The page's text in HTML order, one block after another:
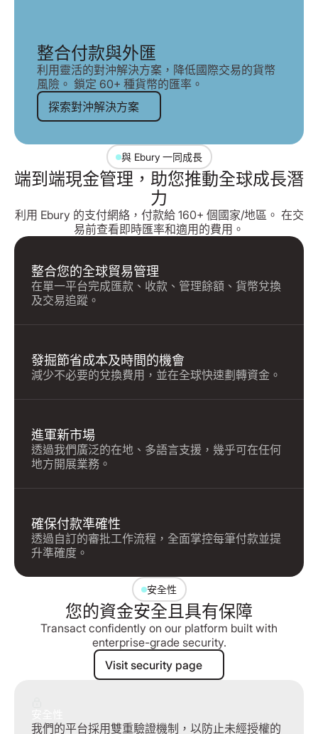
整合付款與外匯
利用靈活的對沖解決方案，降低國際交易的貨幣
風險。 鎖定 60+ 種貨幣的匯率。
探索對沖解決方案
探索對沖解決方案
與 Ebury 一同成長
端到端現金管理，助您推動全球成長潛
力
利用 Ebury 的支付網絡，付款給 160+ 個國家/地區。 在交
易前查看即時匯率和適用的費用。
整合您的全球貿易管理
在單一平台完成匯款、收款、管理餘額、貨幣兌換
及交易追蹤。
發掘節省成本及時間的機會
減少不必要的兌換費用，並在全球快速劃轉資金。
進軍新市場
透過我們廣泛的在地、多語言支援，幾乎可在任何
地方開展業務。
確保付款準確性
透過自訂的審批工作流程，全面掌控每筆付款並提
升準確度。
安全性
您的資金安全且具有保障
Transact confidently on our platform built with
enterprise-grade security.
Visit security page
Visit security page
我們的平台採用雙重驗證機制，以防止未經授權的